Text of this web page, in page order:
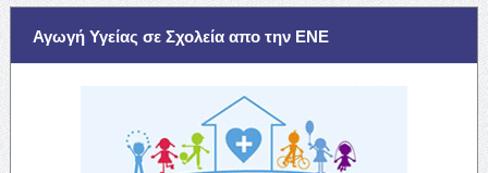
Αγωγή Υγείας σε Σχολεία απο την ΕΝΕ